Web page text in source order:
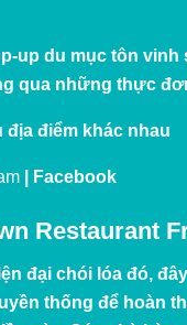
up du mục tôn
qua những thực
địa điểm khác nhau
Facebook
Restaurant
đại chói lóa đó,
thống để hoàn